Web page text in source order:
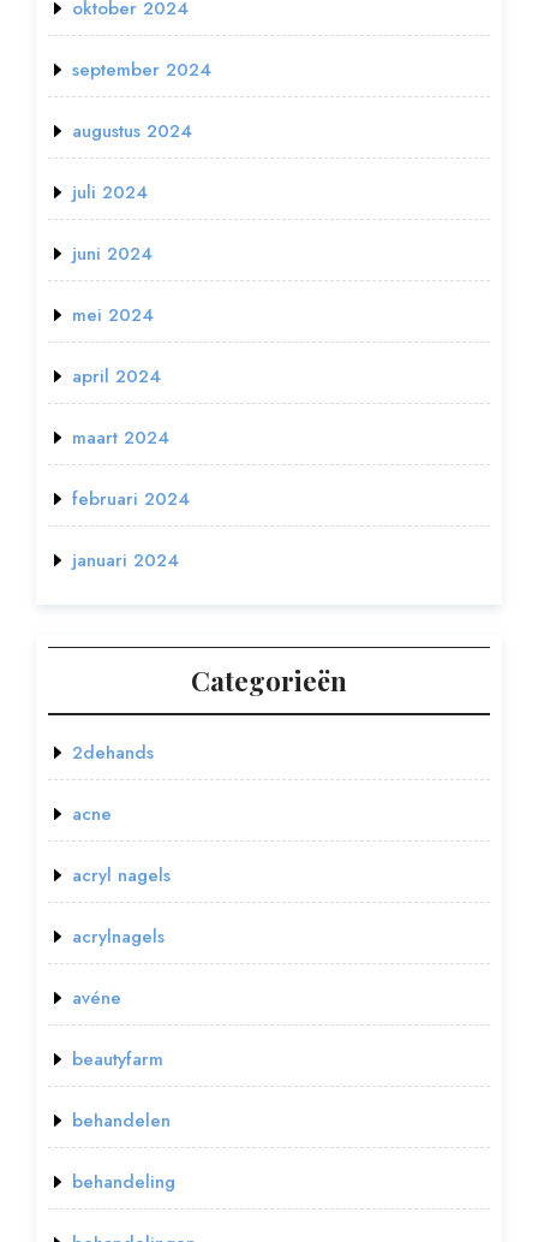
oktober 2024
september 2024
augustus 2024
juli 2024
juni 2024
mei 2024
april 2024
maart 2024
februari 2024
januari 2024
Categorieën
2dehands
acne
acryl nagels
acrylnagels
avéne
beautyfarm
behandelen
behandeling